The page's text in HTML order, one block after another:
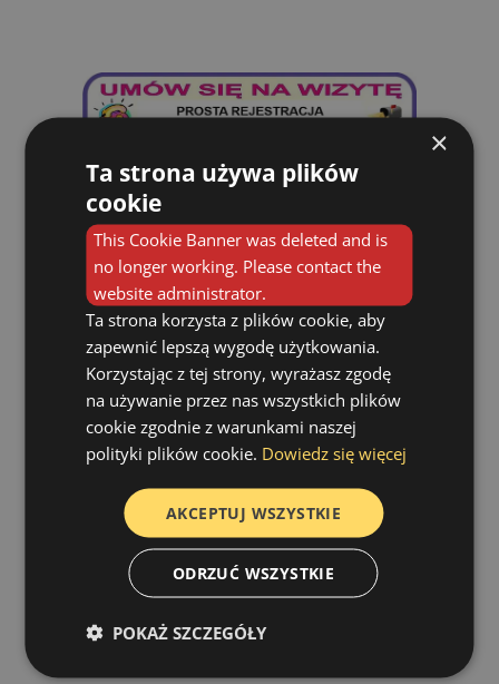
Angina to ostre zapalenie migdałków. Jej
klasyczna forma wywołana jest przez
Angina to ostre zapalenie migdałków. Jej
klasyczna forma wywołana jest przez
bakterie, a konkretnie przez paciorkowce.
Angina to ostre zapalenie migdałków. Jej
klasyczna forma wywołana jest przez
bakterie, a konkretnie przez paciorkowce.
Angina to ostre zapalenie migdałków. Jej
klasyczna forma wywołana jest przez
bakterie, a konkretnie przez paciorkowce.
Angina to ostre zapalenie migdałków. Jej
klasyczna forma wywołana jest przez
bakterie, a konkretnie przez paciorkowce.
×
Ta strona używa plików
cookie
This Cookie Banner was deleted and is
no longer working. Please contact the
website administrator.
Ta strona korzysta z plików cookie, aby
zapewnić lepszą wygodę użytkowania.
Korzystając z tej strony, wyrażasz zgodę
na używanie przez nas wszystkich plików
cookie zgodnie z warunkami naszej
polityki plików cookie. Dowiedz się więcej
AKCEPTUJ WSZYSTKIE
ODRZUĆ WSZYSTKIE
POKAŻ SZCZEGÓŁY